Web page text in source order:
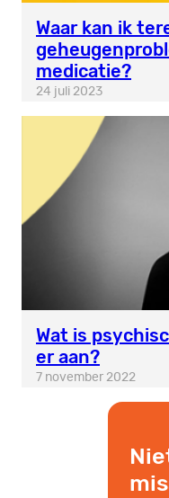
Waar kan ik
medicatie?
24 juli 2023
Wat is
er aan?
7 november 2022